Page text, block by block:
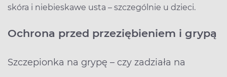
skóra i niebieskawe usta – szczególnie u dzieci.
Ochrona przed przeziębieniem i grypą
Szczepionka na grypę – czy zadziała na